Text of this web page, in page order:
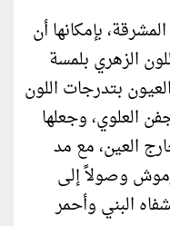
بإمكانها أن
الزهري بلمسة
بتدرجات اللون
العلوي، وجعلها
العين، مع مد
وصولاً إلى
البني وأحمر